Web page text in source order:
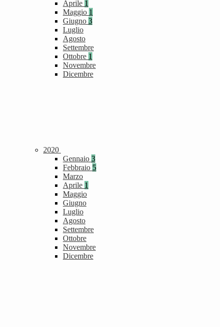
Aprile 1
Maggio 1
Giugno 3
Luglio
Agosto
Settembre
Ottobre 1
Novembre
Dicembre
2020
Gennaio 3
Febbraio 5
Marzo
Aprile 1
Maggio
Giugno
Luglio
Agosto
Settembre
Ottobre
Novembre
Dicembre